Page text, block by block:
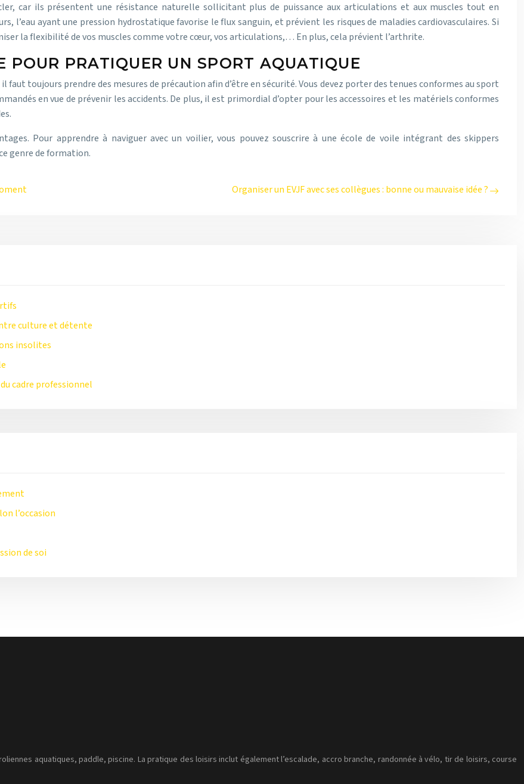
car ils présentent une résistance naturelle sollicitant plus de puissance aux articulations et aux muscles tout en
l’eau ayant une pression hydrostatique favorise le flux sanguin, et prévient les risques de maladies cardiovasculaires. Si
la flexibilité de vos muscles comme votre cœur, vos articulations,… En plus, cela prévient l’arthrite.
POUR PRATIQUER UN SPORT AQUATIQUE
toujours prendre des mesures de précaution afin d’être en sécurité. Vous devez porter des tenues conformes au sport
en vue de prévenir les accidents. De plus, il est primordial d’opter pour les accessoires et les matériels conformes
Pour apprendre à naviguer avec un voilier, vous pouvez souscrire à une école de voile intégrant des skippers
genre de formation.
Organiser un EVJF avec ses collègues : bonne ou mauvaise idée ?
culture et détente
insolites
cadre professionnel
l’occasion
de soi
aquatiques, paddle, piscine. La pratique des loisirs inclut également l’escalade, accro branche, randonnée à vélo, tir de loisirs, course